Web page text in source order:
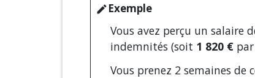
edit Exemple
Vous avez perçu un salaire
indemnités (soit 1 820 €
Vous prenez 2 semaines de